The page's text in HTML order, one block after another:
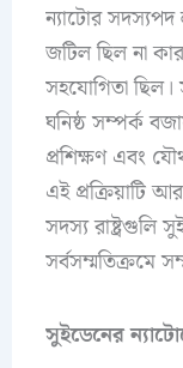
ন্যাটোর সদস্যপদ
জটিল ছিল না
সহযোগিতা ছিল।
ঘনিষ্ঠ সম্পর্ক
প্রশিক্ষণ এবং
এই প্রক্রিয়াটি
সদস্য রাষ্ট্রগুলি
সর্বসম্মতিক্রমে
সুইডেনের